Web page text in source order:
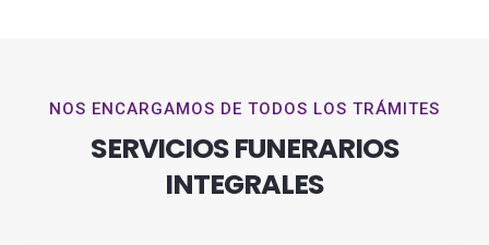
NOS ENCARGAMOS DE TODOS LOS TRÁMITES
SERVICIOS FUNERARIOS
INTEGRALES